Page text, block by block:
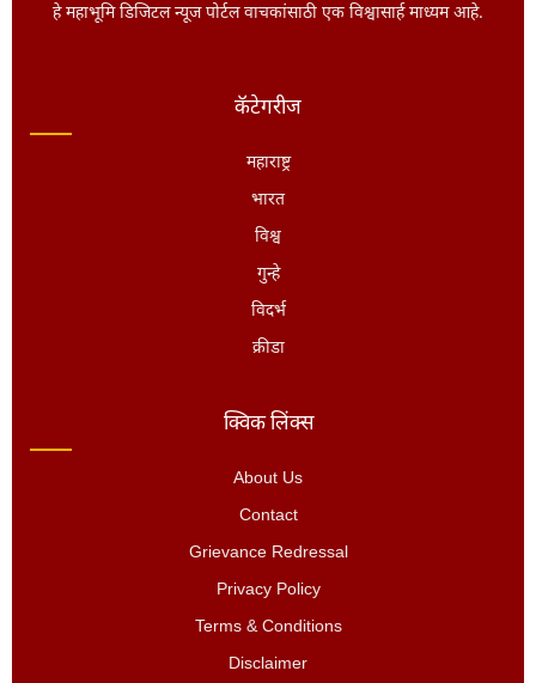
हे महाभूमि डिजिटल न्यूज पोर्टल वाचकांसाठी एक विश्वासार्ह माध्यम आहे.
कॅटेगरीज
महाराष्ट्र
भारत
विश्व
गुन्हे
विदर्भ
क्रीडा
क्विक लिंक्स
About Us
Contact
Grievance Redressal
Privacy Policy
Terms & Conditions
Disclaimer